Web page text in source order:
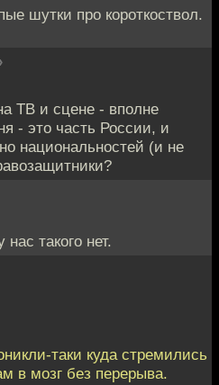
шутки про короткоствол.
ТВ и сцене - вполне
- это часть России, и
национальностей (и не
такого нет.
таки куда стремились
в мозг без перерыва.